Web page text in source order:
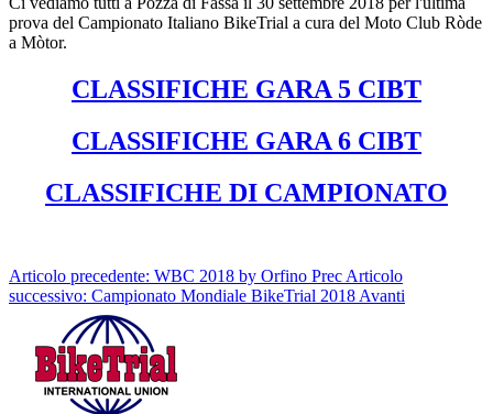
prova del Campionato Italiano BikeTrial a cura del Moto Club Ròde
a Mòtor.
CLASSIFICHE GARA 5 CIBT
CLASSIFICHE GARA 6 CIBT
CLASSIFICHE DI CAMPIONATO
Articolo precedente: WBC 2018 by Orfino PrecArticolo
successivo: Campionato Mondiale BikeTrial 2018Avanti